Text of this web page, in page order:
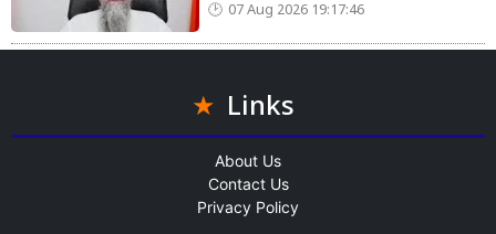
07 Aug 2026 19:17:46
Links
About Us
Contact Us
Privacy Policy